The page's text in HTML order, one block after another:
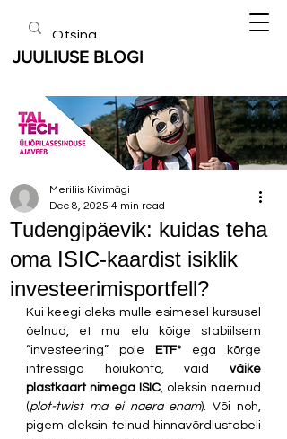
JUULIUSE BLOGI
Tudengipäevik: kuidas teha
oma ISIC-kaardist isiklik
investeerimisportfell?
Meriliis Kivimägi
Dec 8, 2025 4 min read
Kui keegi oleks mulle esimesel kursusel
öelnud, et mu elu kõige stabiilsem
“investeering” pole
ETF* ega kõrge
intressiga hoiukonto, vaid väike
plastkaart nimega ISIC, oleksin naernud
(plot-twist ma ei naera enam). Või noh,
pigem oleksin teinud hinnavõrdlustabeli